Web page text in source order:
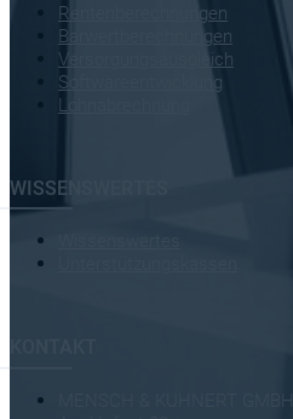
Rentenberechnungen
Barwertberechnungen
Versorgungsausgleich
Softwareentwicklung
Lohnabrechnung
WISSENSWERTES
MENSCH & KUHNERT GMBH